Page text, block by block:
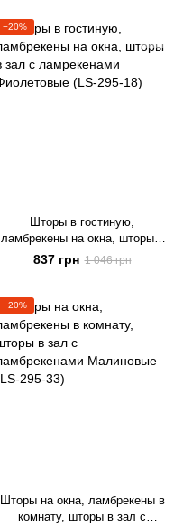
−20%
Шторы в гостиную,
ламбрекены на окна, шторы в
зал с ламрекенами
Фиолетовые (LS-295-18)
837 грн 1 046 грн
−20%
Шторы на окна, ламбрекены в
комнату, шторы в зал с